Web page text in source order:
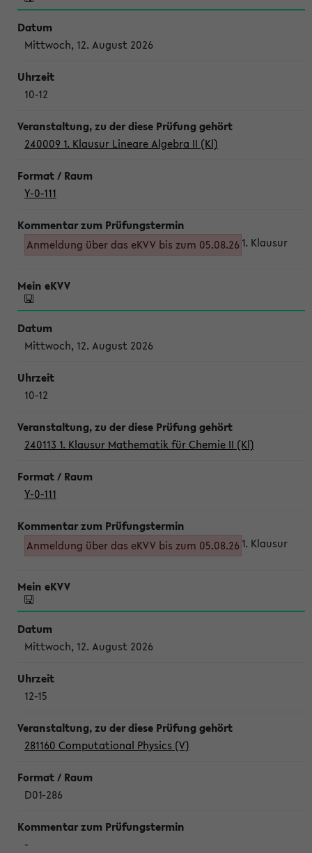
Mittwoch, 12. August 2026
10-12
240009 1. Klausur Lineare Algebra II (Kl)
Y-0-111
Anmeldung über das eKVV bis zum 05.08.26 1. Klausur
Mittwoch, 12. August 2026
10-12
240113 1. Klausur Mathematik für Chemie II (Kl)
Y-0-111
Anmeldung über das eKVV bis zum 05.08.26 1. Klausur
Mittwoch, 12. August 2026
12-15
281160 Computational Physics (V)
D01-286
-